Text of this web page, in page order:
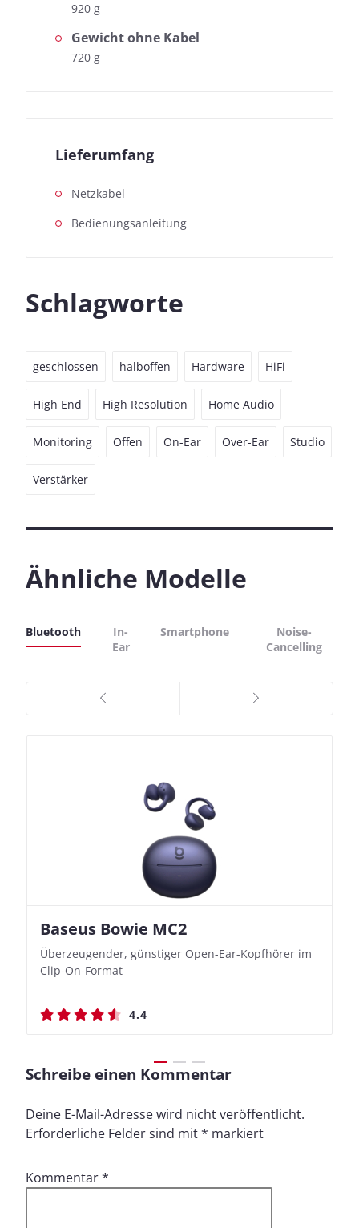
920 g
Gewicht ohne Kabel
720 g
Lieferumfang
Netzkabel
Bedienungsanleitung
Schlagworte
geschlossen halboffen Hardware HiFi
High End High Resolution Home Audio
Monitoring Offen On-Ear Over-Ear Studio
Verstärker
Ähnliche Modelle
Bluetooth
In-
Ear
Smartphone
Noise-
Cancelling
Baseus Bowie MC2
Überzeugender, günstiger Open-Ear-Kopfhörer im
Clip-On-Format
4.4
Nothing Ear (3a)
Bassbetonte True Wireless In-Ears mit cleveren
Aufnahmefunktionen
4.4
JBL Live 780NC
Stylischer Over-Ear mit sattem Klang und
beeindruckender Ausdauer
4.5
JBL Live 780NC
Stylischer Over-Ear mit sattem Klang und
beeindruckender Ausdauer
4.5
Schreibe einen Kommentar
Deine E-Mail-Adresse wird nicht veröffentlicht.
Erforderliche Felder sind mit* markiert
Kommentar*